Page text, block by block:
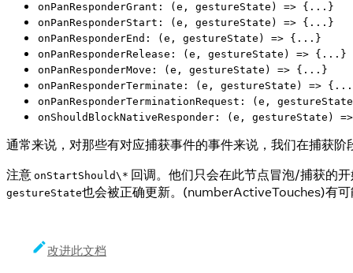
onPanResponderGrant: (e, gestureState) => {...}
onPanResponderStart: (e, gestureState) => {...}
onPanResponderEnd: (e, gestureState) => {...}
onPanResponderRelease: (e, gestureState) => {...}
onPanResponderMove: (e, gestureState) => {...}
onPanResponderTerminate: (e, gestureState) =>
onPanResponderTerminationRequest: (e,
onShouldBlockNativeResponder: (e, gestureState)
通常来说，对那些有对应捕获事件的事件来说，我们在捕获阶
注意 onStartShould\* 回调。他们只会在此节点冒泡/捕获的
gestureState也会被正确更新。(numberActiveTouches)有
改进此文档